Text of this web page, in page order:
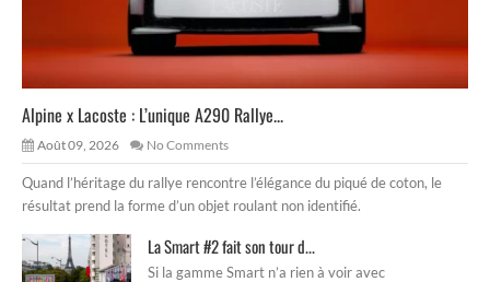
Alpine x Lacoste : L’unique A290 Rallye...
Août 09, 2026 No Comments
Quand l’héritage du rallye rencontre l’élégance du piqué de coton, le
résultat prend la forme d’un objet roulant non identifié.
La Smart #2 fait son tour d...
Si la gamme Smart n’a rien à voir avec